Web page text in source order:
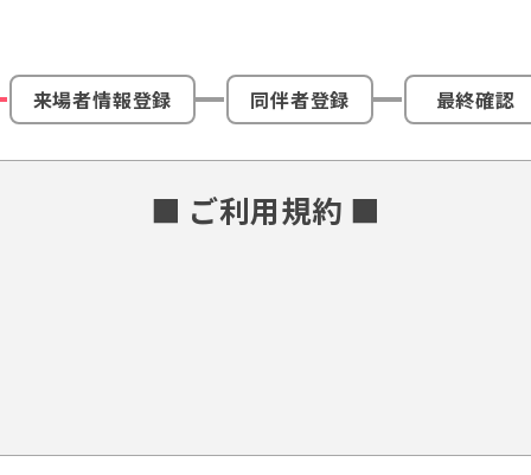
来場者情報登録 同伴者登録 最終確認
■ ご利用規約 ■